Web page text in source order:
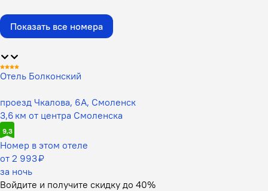
Показать все номера
Отель Болконский
проезд Чкалова, 6А, Смоленск
3,6 км от центра Смоленска
9,3
Номер в этом отеле
от 2 993 ₽
за ночь
Войдите и получите скидку до 40%